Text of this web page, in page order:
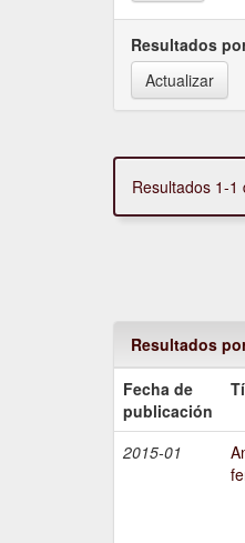
Resultados
Resultados 1-1
Resultados
Fecha de
publicación
2015-01